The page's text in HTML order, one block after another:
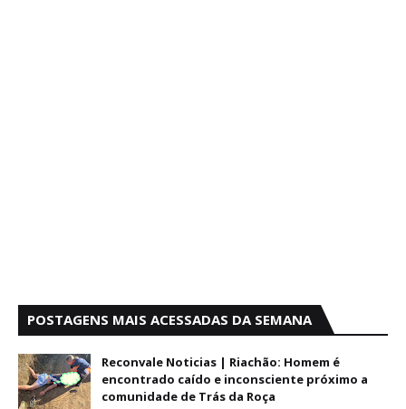
POSTAGENS MAIS ACESSADAS DA SEMANA
Reconvale Noticias | Riachão: Homem é
encontrado caído e inconsciente próximo a
comunidade de Trás da Roça